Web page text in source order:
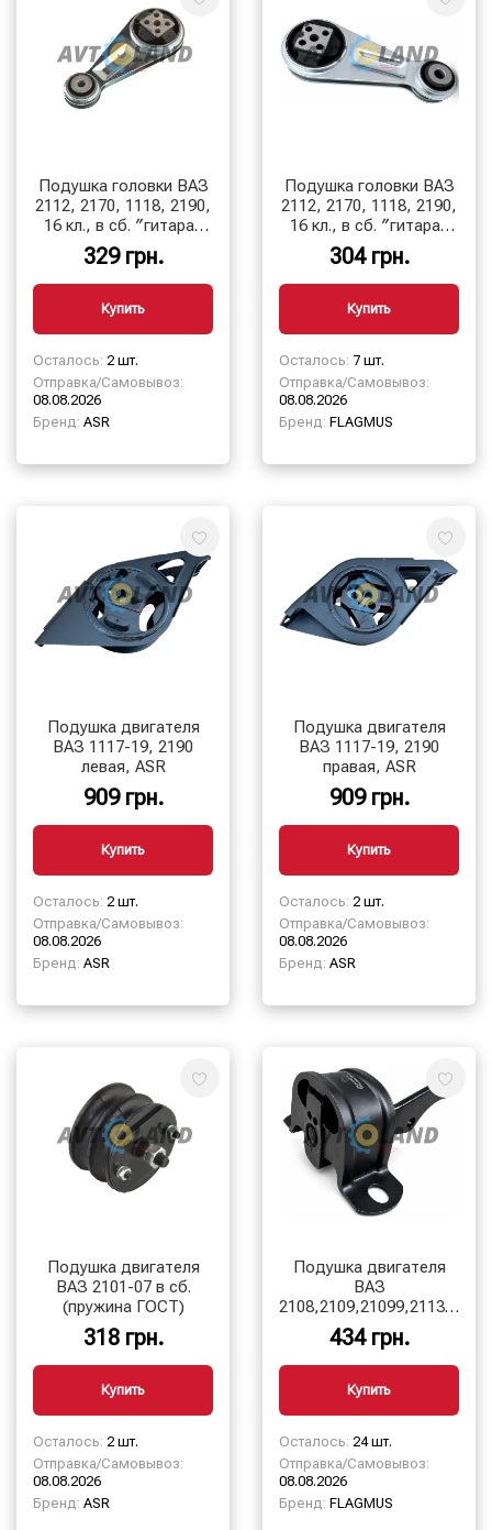
Подушка головки ВАЗ
2112, 2170, 1118, 2190,
16 кл., в сб. ″гитара″
ASR
329 грн.
Купить
Осталось: 2 шт.
Отправка/Самовывоз:
08.08.2026
Бренд: ASR
Подушка головки ВАЗ
2112, 2170, 1118, 2190,
16 кл., в сб. ″гитара″
FLAGMUS
304 грн.
Купить
Осталось: 7 шт.
Отправка/Самовывоз:
08.08.2026
Бренд: FLAGMUS
Подушка двигателя
ВАЗ 1117-19, 2190
левая, ASR
909 грн.
Купить
Осталось: 2 шт.
Отправка/Самовывоз:
08.08.2026
Бренд: ASR
Подушка двигателя
ВАЗ 1117-19, 2190
правая, ASR
909 грн.
Купить
Осталось: 2 шт.
Отправка/Самовывоз:
08.08.2026
Бренд: ASR
Подушка двигателя
ВАЗ 2101-07 в сб.
(пружина ГОСТ)
318 грн.
Купить
Осталось: 2 шт.
Отправка/Самовывоз:
08.08.2026
Бренд: ASR
Подушка двигателя
ВАЗ
задняя в сборе,скоба
434 грн.
Купить
Осталось: 24 шт.
Отправка/Самовывоз:
08.08.2026
Бренд: FLAGMUS